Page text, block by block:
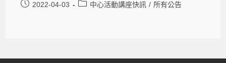
2022-04-03 中心活動講座快訊 / 所有公告